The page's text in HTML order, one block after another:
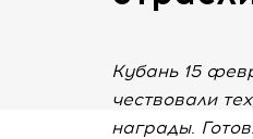
Кубань 15
чествовали
награды.